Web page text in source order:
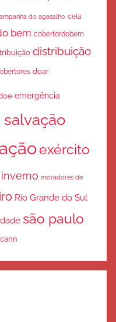
do agasalho ceia
bem cobertordobem
distribuição
doar
emergência
exército
inverno moradores de
Rio Grande do Sul
são paulo